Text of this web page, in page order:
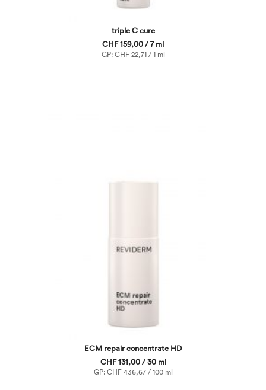
triple C cure
CHF 159,00 / 7 ml
GP: CHF 22,71 / 1 ml
ECM repair concentrate HD
CHF 131,00 / 30 ml
GP: CHF 436,67 / 100 ml